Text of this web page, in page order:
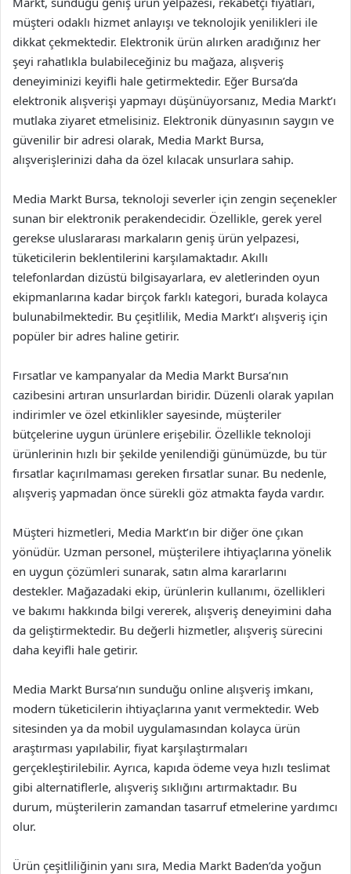
müşteri odaklı hizmet anlayışı ve teknolojik yenilikleri ile
dikkat çekmektedir. Elektronik ürün alırken aradığınız her
şeyi rahatlıkla bulabileceğiniz bu mağaza, alışveriş
deneyiminizi keyifli hale getirmektedir. Eğer Bursa’da
elektronik alışverişi yapmayı düşünüyorsanız, Media Markt’ı
mutlaka ziyaret etmelisiniz. Elektronik dünyasının saygın ve
güvenilir bir adresi olarak, Media Markt Bursa,
alışverişlerinizi daha da özel kılacak unsurlara sahip.
Media Markt Bursa, teknoloji severler için zengin seçenekler
sunan bir elektronik perakendecidir. Özellikle, gerek yerel
gerekse uluslararası markaların geniş ürün yelpazesi,
tüketicilerin beklentilerini karşılamaktadır. Akıllı
telefonlardan dizüstü bilgisayarlara, ev aletlerinden oyun
ekipmanlarına kadar birçok farklı kategori, burada kolayca
bulunabilmektedir. Bu çeşitlilik, Media Markt’ı alışveriş için
popüler bir adres haline getirir.
Fırsatlar ve kampanyalar da Media Markt Bursa’nın
cazibesini artıran unsurlardan biridir. Düzenli olarak yapılan
indirimler ve özel etkinlikler sayesinde, müşteriler
bütçelerine uygun ürünlere erişebilir. Özellikle teknoloji
ürünlerinin hızlı bir şekilde yenilendiği günümüzde, bu tür
fırsatlar kaçırılmaması gereken fırsatlar sunar. Bu nedenle,
alışveriş yapmadan önce sürekli göz atmakta fayda vardır.
Müşteri hizmetleri, Media Markt’ın bir diğer öne çıkan
yönüdür. Uzman personel, müşterilere ihtiyaçlarına yönelik
en uygun çözümleri sunarak, satın alma kararlarını
destekler. Mağazadaki ekip, ürünlerin kullanımı, özellikleri
ve bakımı hakkında bilgi vererek, alışveriş deneyimini daha
da geliştirmektedir. Bu değerli hizmetler, alışveriş sürecini
daha keyifli hale getirir.
Media Markt Bursa’nın sunduğu online alışveriş imkanı,
modern tüketicilerin ihtiyaçlarına yanıt vermektedir. Web
sitesinden ya da mobil uygulamasından kolayca ürün
araştırması yapılabilir, fiyat karşılaştırmaları
gerçekleştirilebilir. Ayrıca, kapıda ödeme veya hızlı teslimat
gibi alternatiflerle, alışveriş sıklığını artırmaktadır. Bu
durum, müşterilerin zamandan tasarruf etmelerine yardımcı
olur.
Ürün çeşitliliğinin yanı sıra, Media Markt Baden’da yoğun